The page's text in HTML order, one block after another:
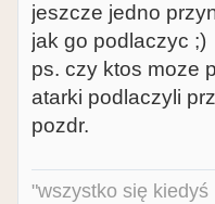
jeszcze jedno
jak go podlaczyc ;)
ps. czy ktos moze
atarki podlaczyli
pozdr.
"wszystko się kiedyś